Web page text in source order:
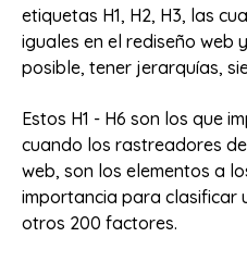
etiquetas H1, H2, H3, las
iguales en el rediseño web
posible, tener jerarquías,
Estos H1 - H6 son los que
cuando los rastreadores
web, son los elementos a
importancia para clasificar
otros 200 factores.